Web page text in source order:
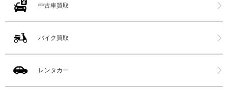
中古車買取
バイク買取
レンタカー